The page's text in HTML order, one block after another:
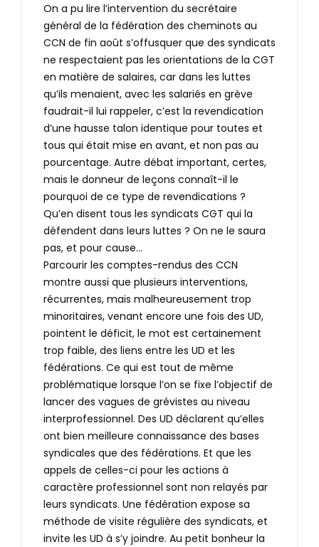
On a pu lire l’intervention du secrétaire
général de la fédération des cheminots au
CCN de fin août s’offusquer que des syndicats
ne respectaient pas les orientations de la CGT
en matière de salaires, car dans les luttes
qu’ils menaient, avec les salariés en grève
faudrait-il lui rappeler, c’est la revendication
d’une hausse talon identique pour toutes et
tous qui était mise en avant, et non pas au
pourcentage. Autre débat important, certes,
mais le donneur de leçons connaît-il le
pourquoi de ce type de revendications ?
Qu’en disent tous les syndicats CGT qui la
défendent dans leurs luttes ? On ne le saura
pas, et pour cause…
Parcourir les comptes-rendus des CCN
montre aussi que plusieurs interventions,
récurrentes, mais malheureusement trop
minoritaires, venant encore une fois des UD,
pointent le déficit, le mot est certainement
trop faible, des liens entre les UD et les
fédérations. Ce qui est tout de même
problématique lorsque l’on se fixe l’objectif de
lancer des vagues de grévistes au niveau
interprofessionnel. Des UD déclarent qu’elles
ont bien meilleure connaissance des bases
syndicales que des fédérations. Et que les
appels de celles-ci pour les actions à
caractère professionnel sont non relayés par
leurs syndicats. Une fédération expose sa
méthode de visite régulière des syndicats, et
invite les UD à s’y joindre. Au petit bonheur la